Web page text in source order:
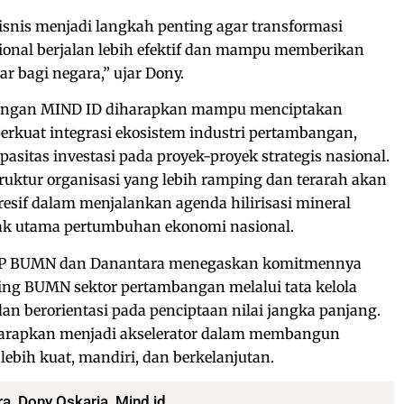
menjadi langkah penting agar transformasi
berjalan lebih efektif dan mampu memberikan
bagi negara,” ujar Dony.
MIND ID diharapkan mampu menciptakan
integrasi ekosistem industri pertambangan,
investasi pada proyek-proyek strategis nasional.
organisasi yang lebih ramping dan terarah akan
dalam menjalankan agenda hilirisasi mineral
utama pertumbuhan ekonomi nasional.
BUMN dan Danantara menegaskan komitmennya
BUMN sektor pertambangan melalui tata kelola
berorientasi pada penciptaan nilai jangka panjang.
menjadi akselerator dalam membangun
kuat, mandiri, dan berkelanjutan.